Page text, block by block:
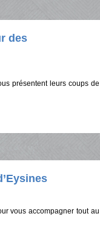
des
présentent leurs coups de
vous accompagner tout au